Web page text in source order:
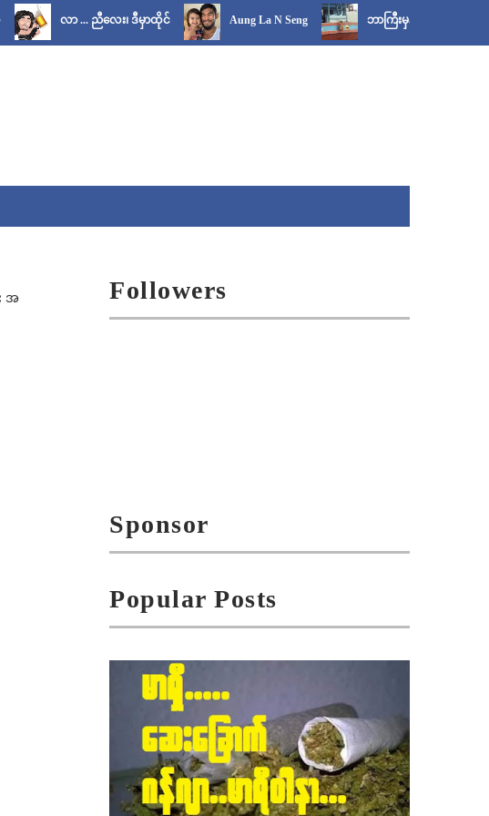
လာ ... ညီလေး၊ ဒီမှာထိုင် Aung La N Seng ဘာကြီးမှန်း မသိကြရင် - ဓါတ် ဆို
အ
Followers
Sponsor
Popular Posts